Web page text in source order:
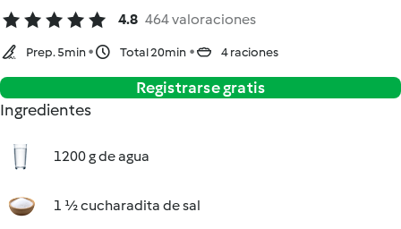
4.8 464 valoraciones
Prep. 5min Total 20min 4 raciones
Registrarse gratis
Ingredientes
1200 g de agua
1 ½ cucharadita de sal